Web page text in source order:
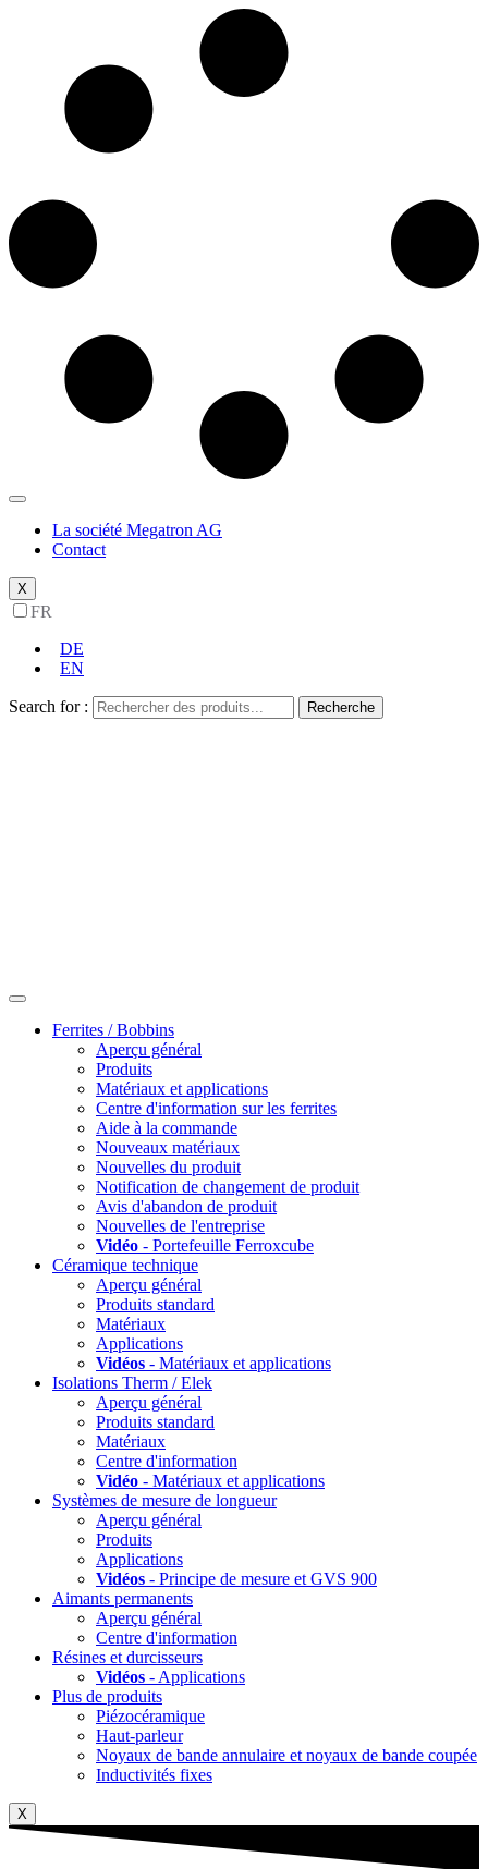
La société Megatron AG
Contact
X
FR
DE
EN
Search for : Recherche
Ferrites / Bobbins
Aperçu général
Produits
Matériaux et applications
Centre d'information sur les ferrites
Aide à la commande
Nouveaux matériaux
Nouvelles du produit
Notification de changement de produit
Avis d'abandon de produit
Nouvelles de l'entreprise
Vidéo - Portefeuille Ferroxcube
Céramique technique
Aperçu général
Produits standard
Matériaux
Applications
Vidéos - Matériaux et applications
Isolations Therm / Elek
Aperçu général
Produits standard
Matériaux
Centre d'information
Vidéo - Matériaux et applications
Systèmes de mesure de longueur
Aperçu général
Produits
Applications
Vidéos - Principe de mesure et GVS 900
Aimants permanents
Aperçu général
Centre d'information
Résines et durcisseurs
Vidéos - Applications
Plus de produits
Piézocéramique
Haut-parleur
Noyaux de bande annulaire et noyaux de bande coupée
Inductivités fixes
X